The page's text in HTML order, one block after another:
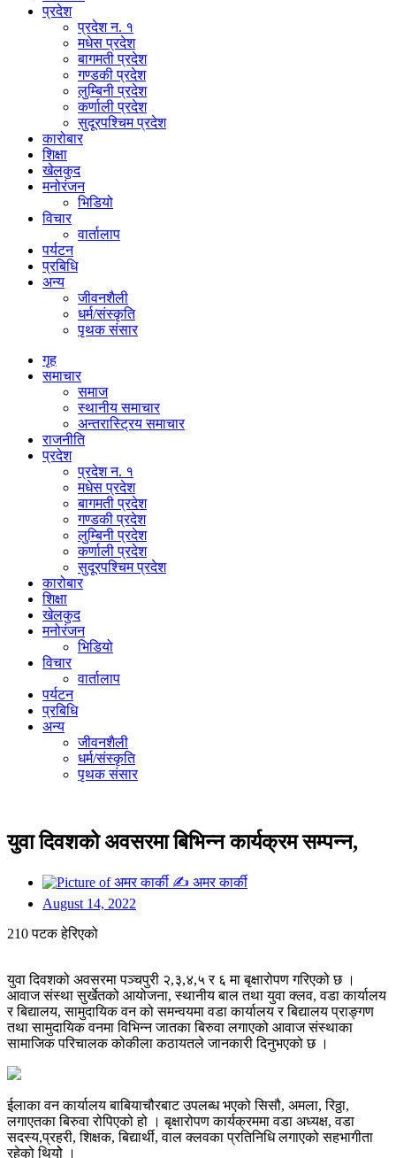
प्रदेश
प्रदेश न. १
मधेस प्रदेश
बागमती प्रदेश
गण्डकी प्रदेश
लुम्बिनी प्रदेश
कर्णाली प्रदेश
सुदूरपश्चिम प्रदेश
कारोबार
शिक्षा
खेलकुद
मनोरंजन
भिडियो
विचार
वार्तालाप
पर्यटन
प्रबिधि
अन्य
जीवनशैली
धर्म/संस्कृति
पृथक संसार
गृह
समाचार
समाज
स्थानीय समाचार
अन्तरास्ट्रिय समाचार
राजनीति
प्रदेश
प्रदेश न. १
मधेस प्रदेश
बागमती प्रदेश
गण्डकी प्रदेश
लुम्बिनी प्रदेश
कर्णाली प्रदेश
सुदूरपश्चिम प्रदेश
कारोबार
शिक्षा
खेलकुद
मनोरंजन
भिडियो
विचार
वार्तालाप
पर्यटन
प्रबिधि
अन्य
जीवनशैली
धर्म/संस्कृति
पृथक संसार
युवा दिवशको अवसरमा बिभिन्न कार्यक्रम सम्पन्न,
✍ अमर कार्की
August 14, 2022
210 पटक हेरिएको
युवा दिवशको अवसरमा पञ्चपुरी २,३,४,५ र ६ मा बृक्षारोपण गरिएको छ ।
आवाज संस्था सुर्खेतको आयोजना, स्थानीय बाल तथा युवा क्लव, वडा कार्यालय
र बिद्यालय, सामुदायिक वन को समन्वयमा वडा कार्यालय र बिद्यालय प्राङ्गण
तथा सामुदायिक वनमा विभिन्न जातका बिरुवा लगाएको आवाज संस्थाका
सामाजिक परिचालक कोकीला कठायतले जानकारी दिनुभएको छ ।
ईलाका वन कार्यालय बाबियाचौरबाट उपलब्ध भएको सिसौ, अमला, रिठ्ठा,
लगाएतका बिरुवा रोपिएको हो । बृक्षारोपण कार्यक्रममा वडा अध्यक्ष, वडा
सदस्य,प्रहरी, शिक्षक, बिद्यार्थी, वाल क्लवका प्रतिनिधि लगाएको सहभागीता
रहेको थियोे ।